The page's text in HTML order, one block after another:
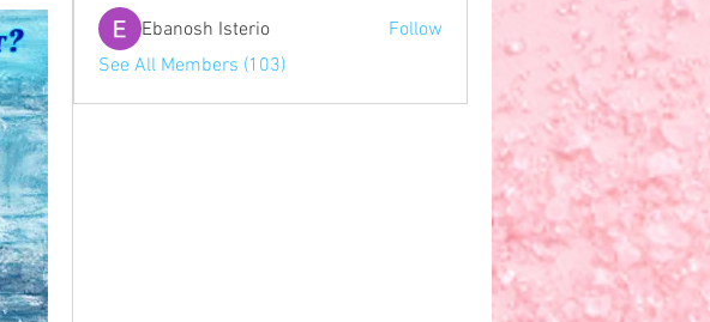
Ebanosh Isterio
Follow
See All Members (103)